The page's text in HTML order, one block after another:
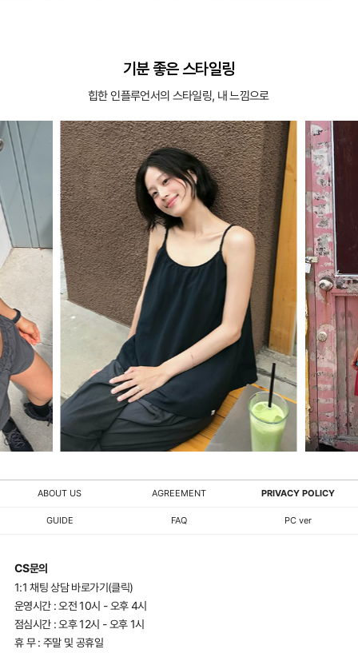
기분 좋은 스타일링
힙한 인플루언서의 스타일링, 내 느낌으로
ABOUT US AGREEMENT PRIVACY POLICY
GUIDE FAQ PC ver
CS문의
1:1 채팅 상담 바로가기(클릭)
운영시간 : 오전 10시 - 오후 4시
점심시간 : 오후 12시 - 오후 1시
휴 무 : 주말 및 공휴일